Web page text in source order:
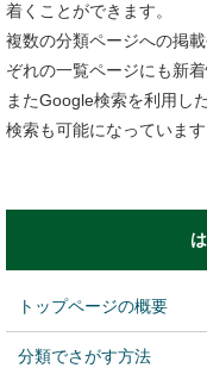
着くことができます。
複数の分類ページへの掲
ぞれの一覧ページにも新
またGoogle検索を利用し
検索も可能になっています
トップページの概要
分類でさがす方法